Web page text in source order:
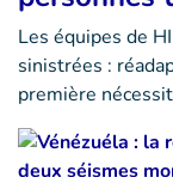
Les équipes de
sinistrées :
première